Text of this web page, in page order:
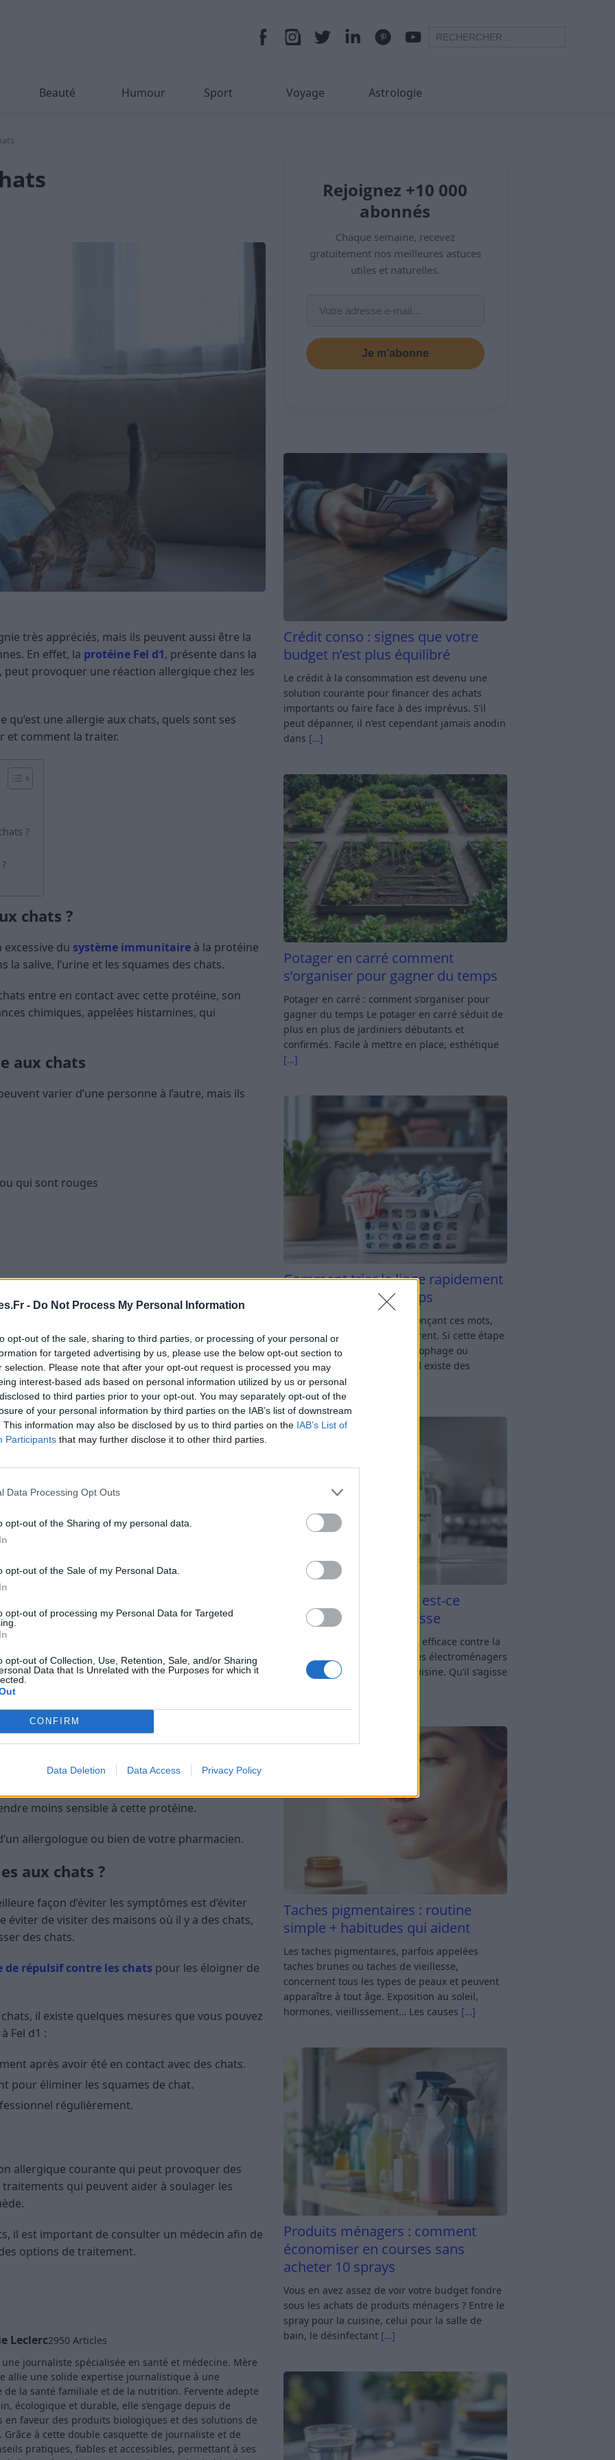
- Do Not Process My Personal Information
opt-out of the sale, sharing to third parties, or processing of your personal or
for targeted advertising by us, please use the below opt-out section to
selection. Please note that after your opt-out request is processed you may
interest-based ads based on personal information utilized by us or personal
to third parties prior to your opt-out. You may separately opt-out of the
of your personal information by third parties on the IAB’s list of downstream
This information may also be disclosed by us to third parties on the IAB’s List of
Participants that may further disclose it to other third parties.
Data Processing Opt Outs
opt-out of the Sharing of my personal data.
opt-out of the Sale of my Personal Data.
opt-out of processing my Personal Data for Targeted
opt-out of Collection, Use, Retention, Sale, and/or Sharing
Data that Is Unrelated with the Purposes for which it
CONFIRM
Data Deletion Data Access Privacy Policy
Beauté Humour Sport Voyage Astrologie
très appréciés, mais ils peuvent aussi être la
En effet, la protéine Fel d1, présente dans la
peut provoquer une réaction allergique chez les
une allergie aux chats, quels sont ses
et comment la traiter.
?
chats ?
du système immunitaire à la protéine
la salive, l’urine et les squames des chats.
entre en contact avec cette protéine, son
chimiques, appelées histamines, qui
aux chats
varier d’une personne à l’autre, mais ils
qui sont rouges
chats peut provoquer un
mettre la vie en danger.
aux chats ?
généralement effectué par un médecin
des questions sur vos symptômes et votre
demander de passer un test cutané ou un test
diagnostiquer l’allergie aux chats. Il consiste
votre peau. Si vous êtes allergique, votre peau
peut être plus précis. Il consiste à prélever un
d’anticorps contre Fel d1.
chats ?
aux chats, mais il existe des traitements qui
suivants :
qui aident à réduire les
symptômes
le nez qui coule et les yeux qui piquent.
à réduire l’inflammation des voies
administrer de petites doses de
moins sensible à cette protéine.
allergologue ou bien de votre pharmacien.
aux chats ?
façon d’éviter les symptômes est d’éviter
éviter de visiter des maisons où il y a des chats,
des chats.
de répulsif contre les chats pour les éloigner de
il existe quelques mesures que vous pouvez
Fel d1 :
après avoir été en contact avec des chats.
pour éliminer les squames de chat.
régulièrement.
allergique courante qui peut provoquer des
qui peuvent aider à soulager les
il est important de consulter un médecin afin de
options de traitement.
Leclerc2950 Articles
journaliste spécialisée en santé et médecine. Mère
allie une solide expertise journalistique à une
de la santé familiale et de la nutrition. Fervente adepte
écologique et durable, elle s’engage depuis de
en faveur des produits biologiques et des solutions de
Grâce à cette double casquette de journaliste et de
pratiques, fiables et accessibles, permettant à ses
Rejoignez +10 000
abonnés
Chaque semaine, recevez
gratuitement nos meilleures astuces
utiles et naturelles.
Je m’abonne
Crédit conso : signes que votre
budget n’est plus équilibré
Le crédit à la consommation est devenu une
solution courante pour financer des achats
importants ou faire face à des imprévus. S’il
peut dépanner, il n’est cependant jamais anodin
dans […]
Potager en carré comment
s’organiser pour gagner du temps
Potager en carré : comment s’organiser pour
gagner du temps Le potager en carré séduit de
plus en plus de jardiniers débutants et
confirmés. Facile à mettre en place, esthétique
[…]
Comment trier le linge rapidement
sans y passer du temps
Tri du linge : rien qu’en prononçant ces mots,
beaucoup d’entre nous soupirent. Si cette étape
du lavage vous semble chronophage ou
compliquée, rassurez-vous : il existe des
astuces simples
Vinaigre blanc et four est-ce
efficace contre la graisse
Vinaigre blanc et four : est-ce efficace contre la
graisse ? Le four fait partie des électroménagers
les plus sollicités dans une cuisine. Qu’il s’agisse
Taches pigmentaires : routine
simple + habitudes qui aident
Les taches pigmentaires, parfois appelées
taches brunes ou taches de vieillesse,
concernent tous les types de peaux et peuvent
apparaître à tout âge. Exposition au soleil,
hormones, vieillissement… Les causes […]
Produits ménagers : comment
économiser en courses sans
acheter 10 sprays
Vous en avez assez de voir votre budget fondre
sous les achats de produits ménagers ? Entre le
spray pour la cuisine, celui pour la salle de
bain, le désinfectant […]